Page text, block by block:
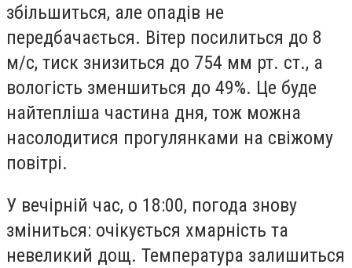
збільшиться, але опадів не
передбачається. Вітер посилиться до 8
м/с, тиск знизиться до 754 мм рт. ст., а
вологість зменшиться до 49%. Це буде
найтепліша частина дня, тож можна
насолодитися прогулянками на свіжому
повітрі.
У вечірній час, о 18:00, погода знову
зміниться: очікується хмарність та
невеликий дощ. Температура залишиться